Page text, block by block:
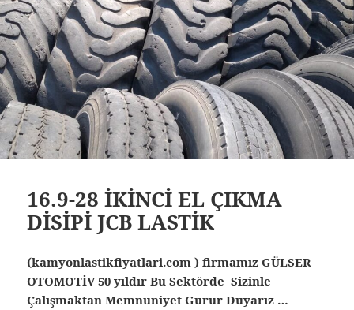
16.9-28 İKİNCİ EL ÇIKMA
DİSİPİ JCB LASTİK
(kamyonlastikfiyatlari.com ) firmamız GÜLSER
OTOMOTİV 50 yıldır Bu Sektörde Sizinle
Çalışmaktan Memnuniyet Gurur Duyarız …